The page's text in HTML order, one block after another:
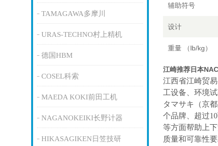
TAMAGAWA多摩川
URAS-TECHNO村上精机
德国HBM
COSEL科索
MAEDA KOKI前田工机
NAGANOKEIKI长野计器
HIKASAGIKEN日笠技研
辅助符号
设计
重量 （lb/kg）
江崎推荐日本
江西省江崎贸
工设备、环境
タマサキ（京
个品牌、超过
等方面帮助上
质量和可靠性